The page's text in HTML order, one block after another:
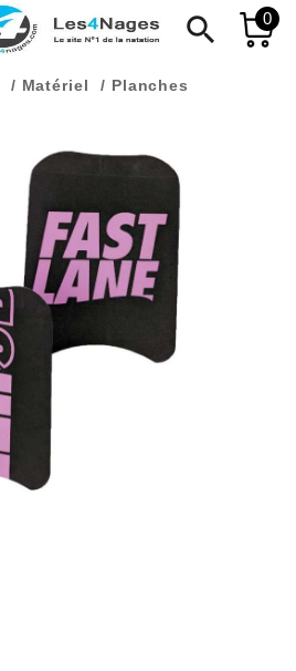
search 0
Matériel Planches